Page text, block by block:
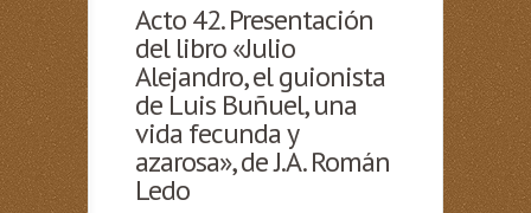
Acto 42. Presentación
del libro «Julio
Alejandro, el guionista
de Luis Buñuel, una
vida fecunda y
azarosa», de J.A. Román
Ledo